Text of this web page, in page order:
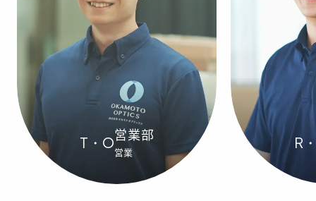
T・O営業部
営業
R